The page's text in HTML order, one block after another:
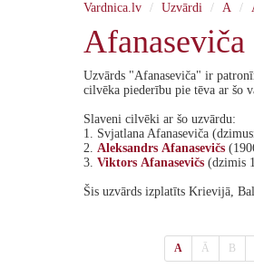
Vardnica.lv Uzvārdi A
Afanaseviča
Uzvārds "Afanaseviča" ir
cilvēka piederību pie tēva ar šo
Slaveni cilvēki ar šo uzvārdu:
1. Svjatlana Afanaseviča
2. Aleksandrs Afanasevičs
3. Viktors Afanasevičs (dzimis
Šis uzvārds izplatīts Krievijā,
A Ā B